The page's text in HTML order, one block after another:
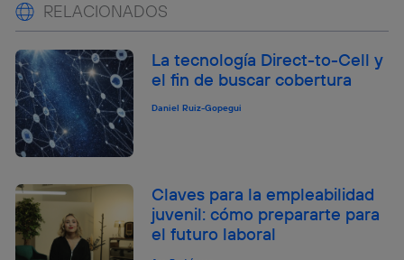
RELACIONADOS
La tecnología Direct-to-Cell y
el fin de buscar cobertura
Daniel Ruiz-Gopegui
Claves para la empleabilidad
juvenil: cómo prepararte para
el futuro laboral